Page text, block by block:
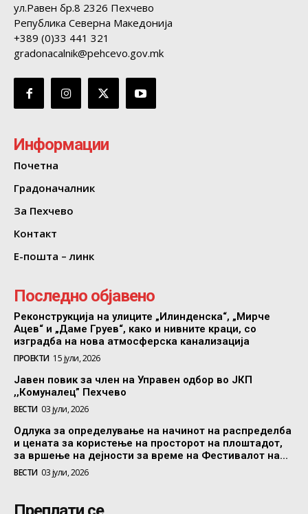
ул.Равен бр.8 2326 Пехчево
Република Северна Македонија
+389 (0)33 441 321
gradonacalnik@pehcevo.gov.mk
Информации
Почетна
Градоначалник
За Пехчево
Контакт
Е-пошта – линк
Последно објавено
Реконструкција на улиците „Илинденска“, „Мирче
Ацев“ и „Даме Груев“, како и нивните краци, со
изградба на нова атмосферска канализација
ПРОЕКТИ 15 јули, 2026
Јавен повик за член на Управен одбор во ЈКП
,,Комуналец” Пехчево
ВЕСТИ 03 јули, 2026
Одлука за определување на начинот на распределба
и цената за користење на просторот на плоштадот,
за вршење на дејности за време на Фестивалот на...
ВЕСТИ 03 јули, 2026